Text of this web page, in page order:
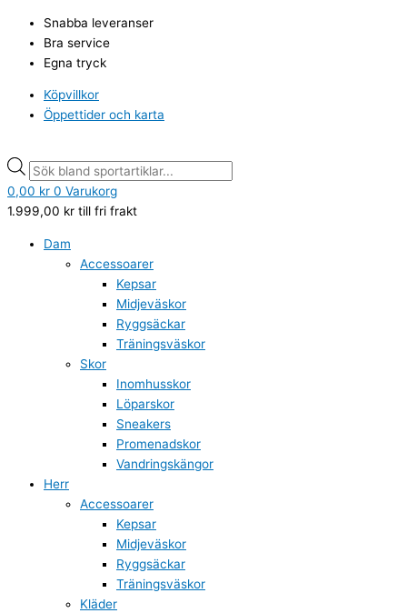
innehåll
Snabba leveranser
Bra service
Egna tryck
Köpvillkor
Öppettider och karta
search
0,00 kr 0 Varukorg
1.999,00 kr till fri frakt
Dam
Accessoarer
Kepsar
Midjeväskor
Ryggsäckar
Träningsväskor
Skor
Inomhusskor
Löparskor
Sneakers
Promenadskor
Vandringskängor
Herr
Accessoarer
Kepsar
Midjeväskor
Ryggsäckar
Träningsväskor
Kläder
search
overallsbyxor
Mölnbo